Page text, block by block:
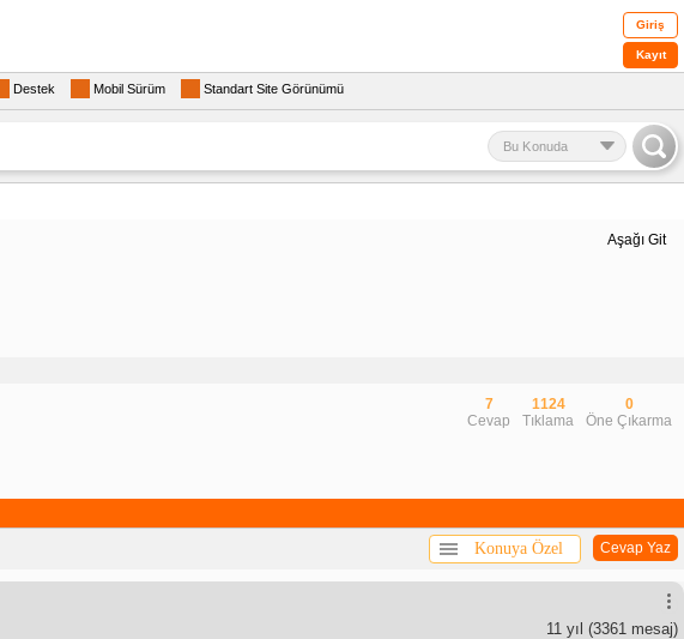
Giriş
Kayıt
Destek Mobil Sürüm Standart Site Görünümü
Bu Konuda
Aşağı Git
7
Cevap
1124
Tıklama
0
Öne Çıkarma
Cevap Yaz
Konuya Özel
11 yıl (3361 mesaj)